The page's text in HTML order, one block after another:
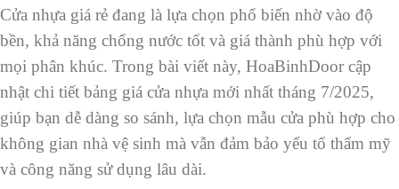
Cửa nhựa giá rẻ đang là lựa chọn phổ biến nhờ vào độ
bền, khả năng chống nước tốt và giá thành phù hợp với
mọi phân khúc. Trong bài viết này, HoaBinhDoor cập
nhật chi tiết bảng giá cửa nhựa mới nhất tháng 7/2025,
giúp bạn dễ dàng so sánh, lựa chọn mẫu cửa phù hợp cho
không gian nhà vệ sinh mà vẫn đảm bảo yếu tố thẩm mỹ
và công năng sử dụng lâu dài.